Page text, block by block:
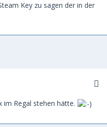
Key zu sagen der in der
im Regal stehen hätte.